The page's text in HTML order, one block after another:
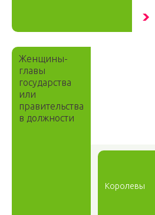
Женщины-
главы
государства
или
правительства
в должности
Королевы